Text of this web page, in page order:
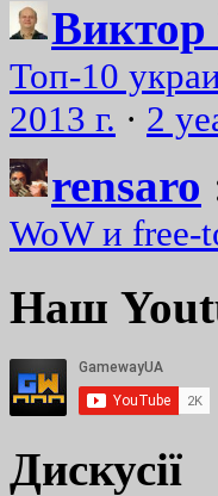
Топ-10
2013 г. · 2
rensaro
WoW и free-
Наш
Дискусії